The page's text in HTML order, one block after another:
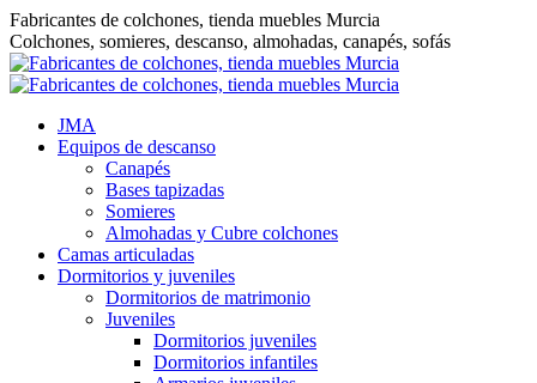
Saltar
al
contenido
Fabricantes de colchones, tienda muebles Murcia
Colchones, somieres, descanso, almohadas, canapés, sofás
JMA
Equipos de descanso
Canapés
Bases tapizadas
Somieres
Almohadas y Cubre colchones
Camas articuladas
Dormitorios y juveniles
Dormitorios de matrimonio
Juveniles
Dormitorios juveniles
Dormitorios infantiles